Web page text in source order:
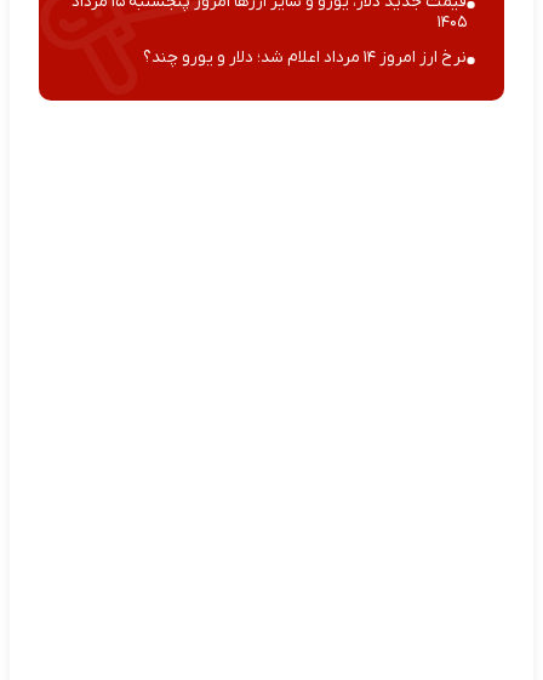
۱۴۰۵
نرخ ارز امروز ۱۴ مرداد اعلام شد؛ دلار و یورو چند؟